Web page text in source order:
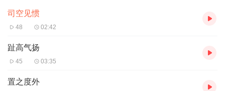
说“司空见惯”。有些事情发生的很偶然，而又常常会听到的，此方在
大都市街道上夹往的车辆，平常都是很安全地来往看，但很多时
我们看多了，则用“司空见惯”四字便恰当了。
司空见惯的意思是：司空：古代官名。指某事常见，不足为奇。
司空见惯
48 02:42
趾高气扬
45 03:35
置之度外